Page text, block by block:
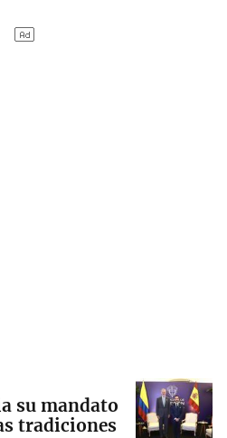
su mandato
tradiciones